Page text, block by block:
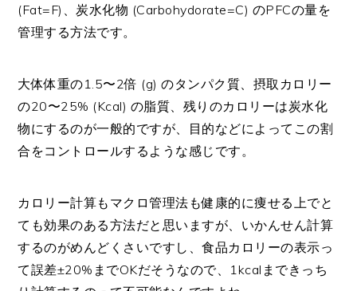
(Fat=F)、炭水化物 (Carbohydorate=C) のPFCの量を
管理する方法です。
大体体重の1.5〜2倍 (g) のタンパク質、摂取カロリー
の20〜25% (Kcal) の脂質、残りのカロリーは炭水化
物にするのが一般的ですが、目的などによってこの割
合をコントロールするような感じです。
カロリー計算もマクロ管理法も健康的に痩せる上でと
ても効果のある方法だと思いますが、いかんせん計算
するのがめんどくさいですし、食品カロリーの表示っ
て誤差±20%までOKだそうなので、1kcalまできっち